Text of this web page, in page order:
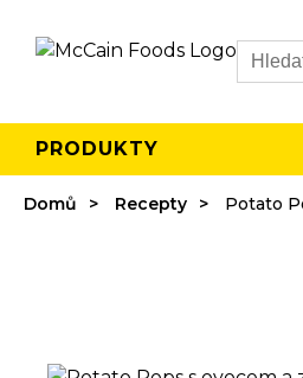
Search
PRODUKTY
Domů Recepty Potato